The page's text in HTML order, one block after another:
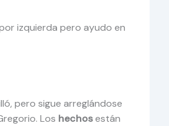
izquierda pero ayudo en
pero sigue arreglándose
Los hechosestán